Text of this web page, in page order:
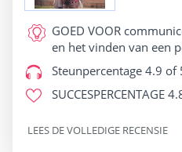
GOED VOOR
en het vinden van een
Steunpercentage 4.9 of
SUCCESPERCENTAGE
LEES DE VOLLEDIGE RECENSIE